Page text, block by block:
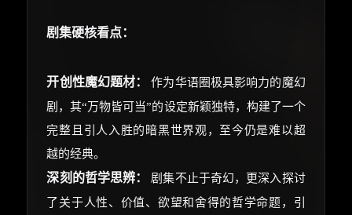
剧集硬核看点：
开创性魔幻题材：
作为华语圈极具影响力的魔幻
剧，其“万物皆可当”的设定新颖独特，构建了一个
完整且引人入胜的暗黑世界观，至今仍是难以超
越的经典。
深刻的哲学思辨：
剧集不止于奇幻，更深入探讨
了关于人性、价值、欲望和舍得的哲学命题，引